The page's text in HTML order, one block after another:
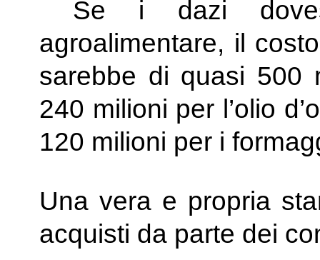
Se i dazi
agroalimentare, il
sarebbe di quasi 500
240 milioni per l’olio
120 milioni per i
Una vera e propria
acquisti da parte dei